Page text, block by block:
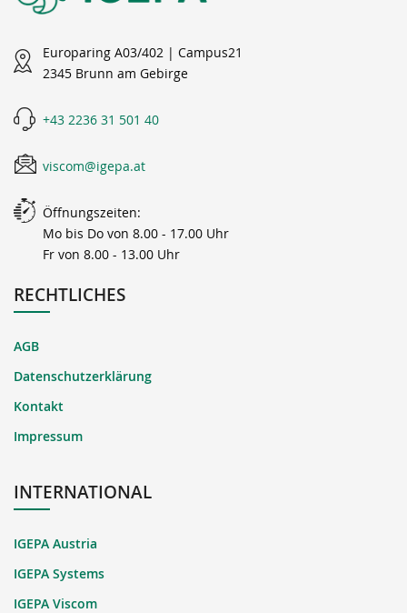
Europaring A03/402 | Campus21
2345 Brunn am Gebirge
+43 2236 31 501 40
viscom@igepa.at
Öffnungszeiten:
Mo bis Do von 8.00 - 17.00 Uhr
Fr von 8.00 - 13.00 Uhr
RECHTLICHES
AGB
Datenschutzerklärung
Kontakt
Impressum
INTERNATIONAL
IGEPA Austria
IGEPA Systems
IGEPA Viscom